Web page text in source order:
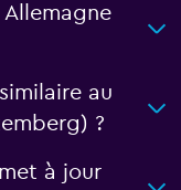
au
?
à jour